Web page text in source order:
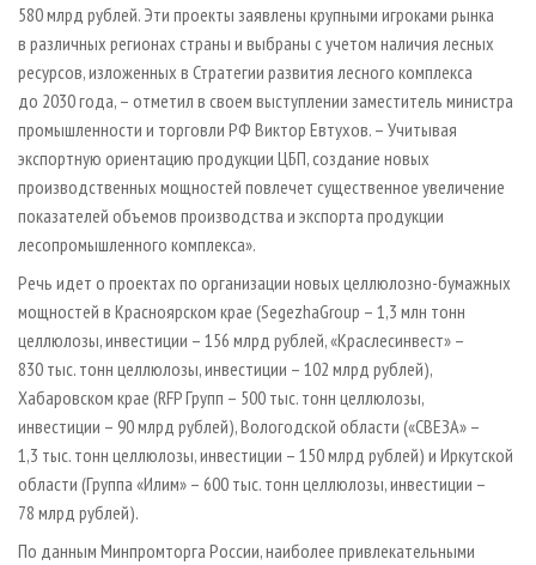
580 млрд рублей. Эти проекты заявлены крупными игроками рынка
в различных регионах страны и выбраны с учетом наличия лесных
ресурсов, изложенных в Стратегии развития лесного комплекса
до 2030 года, – отметил в своем выступлении заместитель министра
промышленности и торговли РФ Виктор Евтухов. – Учитывая
экспортную ориентацию продукции ЦБП, создание новых
производственных мощностей повлечет существенное увеличение
показателей объемов производства и экспорта продукции
лесопромышленного комплекса».
Речь идет о проектах по организации новых целлюлозно-бумажных
мощностей в Красноярском крае (SegezhaGroup – 1,3 млн тонн
целлюлозы, инвестиции – 156 млрд рублей, «Краслесинвест» –
830 тыс. тонн целлюлозы, инвестиции – 102 млрд рублей),
Хабаровском крае (RFP Групп – 500 тыс. тонн целлюлозы,
инвестиции – 90 млрд рублей), Вологодской области («СВЕЗА» –
1,3 тыс. тонн целлюлозы, инвестиции – 150 млрд рублей) и Иркутской
области (Группа «Илим» – 600 тыс. тонн целлюлозы, инвестиции –
78 млрд рублей).
По данным Минпромторга России, наиболее привлекательными